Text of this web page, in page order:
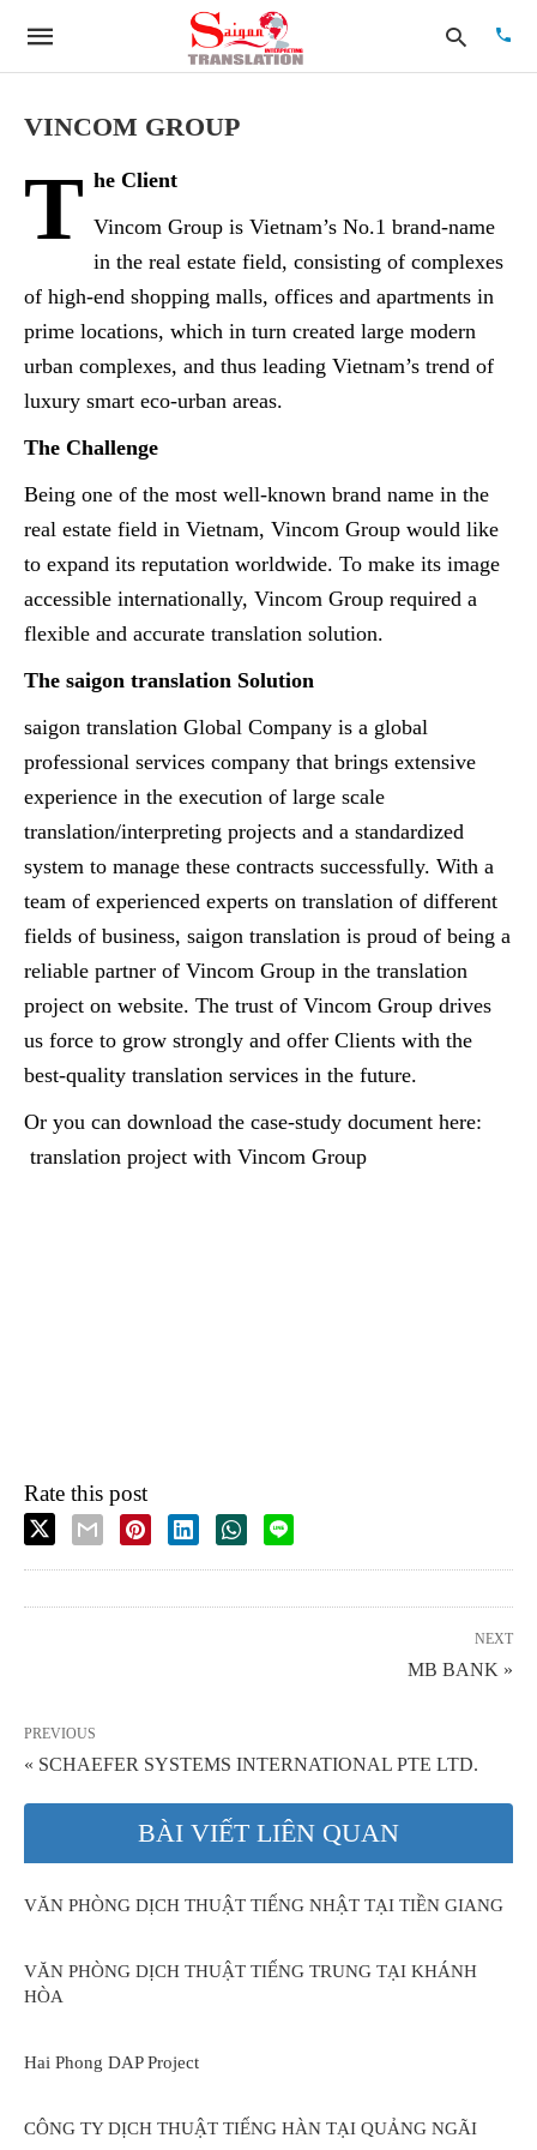
and
VINCOM GROUP
T he Client
Vincom Group is Vietnam’s No.1 brand-name
in the real estate field, consisting of complexes
of high-end shopping malls, offices and apartments in
prime locations, which in turn created large modern
urban complexes, and thus leading Vietnam’s trend of
luxury smart eco-urban areas.
The Challenge
Being one of the most well-known brand name in the
real estate field in Vietnam, Vincom Group would like
to expand its reputation worldwide. To make its image
accessible internationally, Vincom Group required a
flexible and accurate translation solution.
The saigon translation Solution
saigon translation Global Company is a global
professional services company that brings extensive
experience in the execution of large scale
translation/interpreting projects and a standardized
system to manage these contracts successfully. With a
team of experienced experts on translation of different
fields of business, saigon translation is proud of being a
reliable partner of Vincom Group in the translation
project on website. The trust of Vincom Group drives
us force to grow strongly and offer Clients with the
best-quality translation services in the future.
Or you can download the case-study document here:
translation project with Vincom Group
Rate this post
NEXT
MB BANK »
PREVIOUS
« SCHAEFER SYSTEMS INTERNATIONAL PTE LTD.
BÀI VIẾT LIÊN QUAN
VĂN PHÒNG DỊCH THUẬT TIẾNG NHẬT TẠI TIỀN GIANG
VĂN PHÒNG DỊCH THUẬT TIẾNG TRUNG TẠI KHÁNH
HÒA
Hai Phong DAP Project
CÔNG TY DỊCH THUẬT TIẾNG HÀN TẠI QUẢNG NGÃI